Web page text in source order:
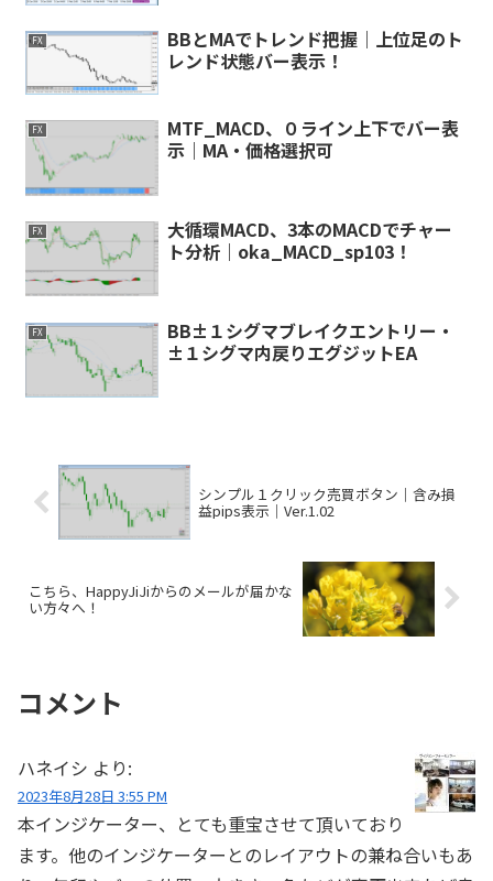
FX
BBとMAでトレンド把握｜上位足のト
レンド状態バー表示！
FX
MTF_MACD、０ライン上下でバー表
示｜MA・価格選択可
FX
大循環MACD、3本のMACDでチャー
ト分析｜oka_MACD_sp103！
FX
BB±１シグマブレイクエントリー・
±１シグマ内戻りエグジットEA
シンプル１クリック売買ボタン｜含み損
益pips表示｜Ver.1.02
こちら、HappyJiJiからのメールが届かな
い方々へ！
コメント
ハネイシ より:
2023年8月28日 3:55 PM
本インジケーター、とても重宝させて頂いており
ます。他のインジケーターとのレイアウトの兼ね合いもあ